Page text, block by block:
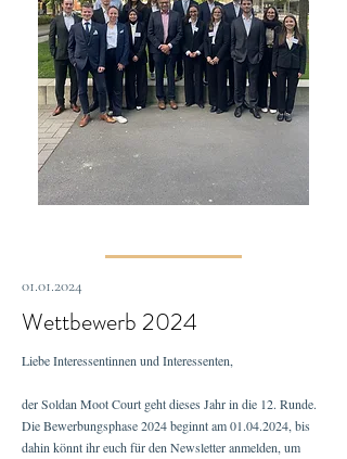
01.01.2024
Wettbewerb 2024
Liebe Interessentinnen und Interessenten,
der Soldan Moot Court geht dieses Jahr in die 12. Runde.
Die Bewerbungsphase 2024 beginnt am01.04.2024, bis
dahin könnt ihr euch für den Newsletter anmelden, um